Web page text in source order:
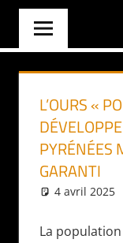
L’OURS «
PYRÉNÉES
GARANTI
4 avril 2025
La